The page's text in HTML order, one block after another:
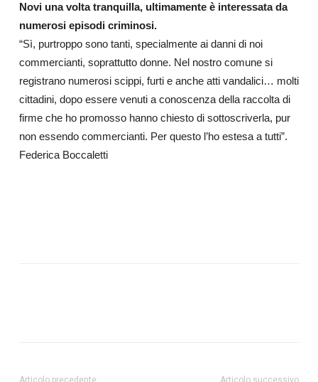
Novi una volta tranquilla, ultimamente è interessata da
numerosi episodi criminosi.
“Sì, purtroppo sono tanti, specialmente ai danni di noi
commercianti, soprattutto donne. Nel nostro comune si
registrano numerosi scippi, furti e anche atti vandalici… molti
cittadini, dopo essere venuti a conoscenza della raccolta di
firme che ho promosso hanno chiesto di sottoscriverla, pur
non essendo commercianti. Per questo l’ho estesa a tutti”.
Federica Boccaletti
Articolo precedente Articolo successivo